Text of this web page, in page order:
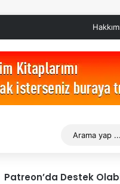
Patreon’da Destek